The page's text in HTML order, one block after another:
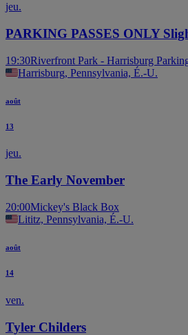
jeu.
PARKING PASSES ONLY
19:30Riverfront Park - Harrisburg
Harrisburg, Pennsylvania, É.-U.
août
13
jeu.
The Early November
20:00Mickey's Black Box
Lititz, Pennsylvania, É.-U.
août
14
ven.
Tyler Childers